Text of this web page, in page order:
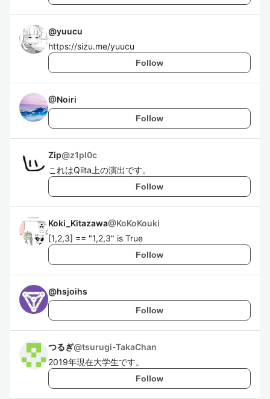
@yuucu
https://sizu.me/yuucu
Follow
@Noiri
Follow
Zip@z1pl0c
これはQiita上の演出です。
Follow
Koki_Kitazawa@KoKoKouki
[1,2,3] == "1,2,3" is True
Follow
@hsjoihs
Follow
つるぎ@tsurugi-TakaChan
2019年現在大学生です。
Follow